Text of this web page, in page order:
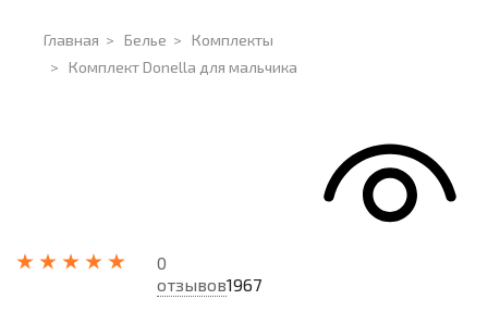
Главная > Белье > Комплекты
> Комплект Donella для мальчика
0
отзывов1967